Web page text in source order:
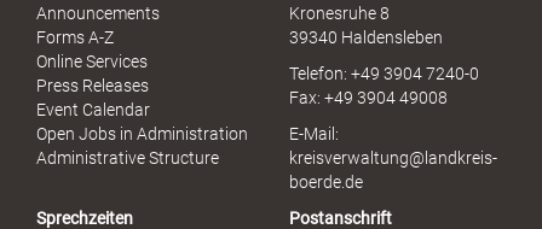
Announcements
Forms A-Z
Online Services
Press Releases
Event Calendar
Open Jobs in Administration
Administrative Structure
Kronesruhe 8
39340 Haldensleben
Telefon: +49 3904 7240-0
Fax: +49 3904 49008
E-Mail:
kreisverwaltung@landkreis-
boerde.de
Sprechzeiten
Postanschrift